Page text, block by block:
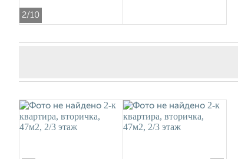
2/10